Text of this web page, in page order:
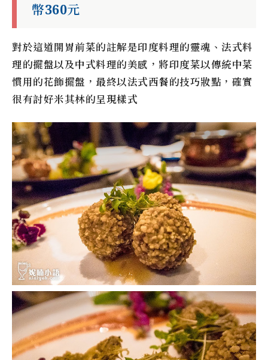
幣360元
對於這道開胃前菜的註解是印度料理的靈魂、法式料
理的擺盤以及中式料理的美感，將印度菜以傳統中菜
慣用的花飾擺盤，最終以法式西餐的技巧妝點，確實
很有討好米其林的呈現樣式